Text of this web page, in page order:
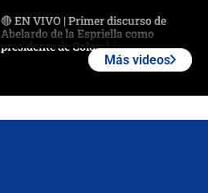
🔴 EN VIVO | Primer discurso de
Abelardo de la Espriella como
presidente de Colombia
Más videos